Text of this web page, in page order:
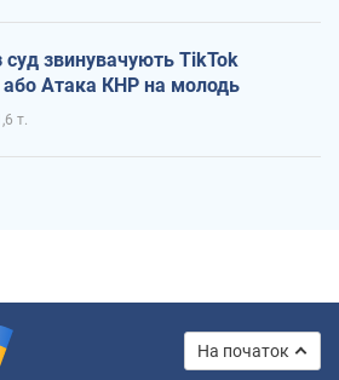
звинувачують TikTok
або Атака КНР на молодь
т.
На початок